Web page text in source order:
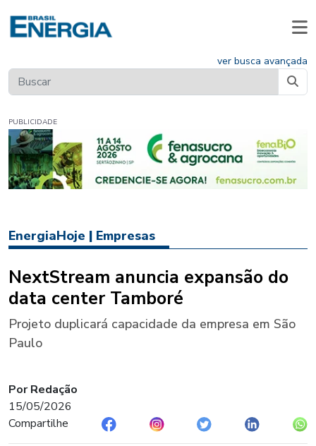
ver busca avançada
PUBLICIDADE
EnergiaHoje | Empresas
NextStream anuncia expansão do
data center Tamboré
Projeto duplicará capacidade da empresa em São
Paulo
Por Redação
15/05/2026
Compartilhe